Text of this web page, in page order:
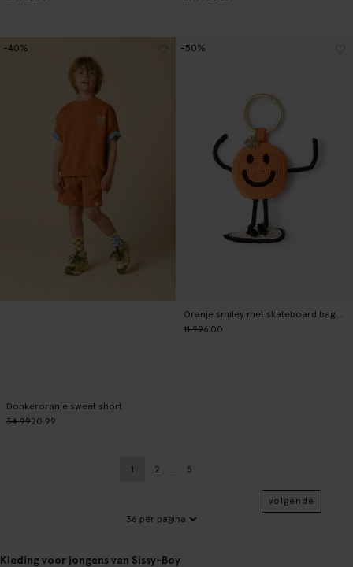
Donkeroranje sweat short
34.9920.99
-40%
11.996.00
-50%
Huidige pagina
1
Vorige
2
Pagina
5
volgende
Kleding voor jongens van Sissy-Boy